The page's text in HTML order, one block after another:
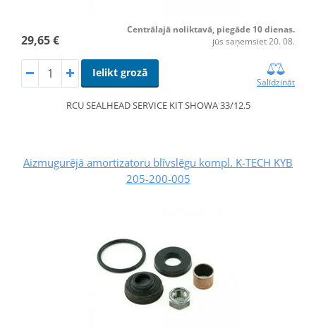
29,65 €
Centrālajā noliktavā, piegāde 10 dienas.
jūs saņemsiet 20. 08.
Ielikt grozā
Salīdzināt
RCU SEALHEAD SERVICE KIT SHOWA 33/12.5
Aizmugurējā amortizatoru blīvslēgu kompl. K-TECH KYB
205-200-005